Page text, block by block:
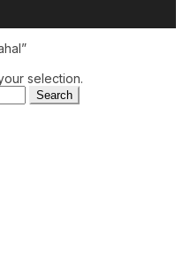
selection.
Search